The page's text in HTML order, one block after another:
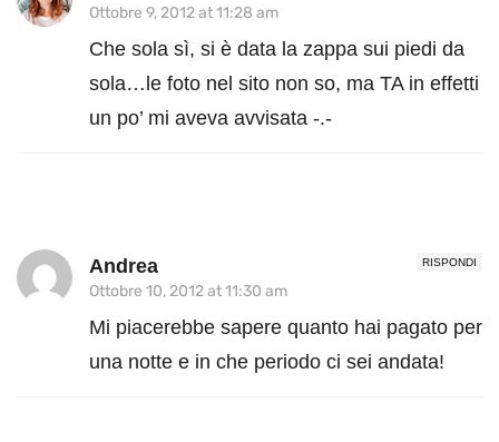
Ottobre 9, 2012 at 11:28 am
Che sola sì, si è data la zappa sui piedi da
sola…le foto nel sito non so, ma TA in effetti
un po’ mi aveva avvisata -.-
RISPONDI
Andrea
Ottobre 10, 2012 at 11:30 am
Mi piacerebbe sapere quanto hai pagato per
una notte e in che periodo ci sei andata!